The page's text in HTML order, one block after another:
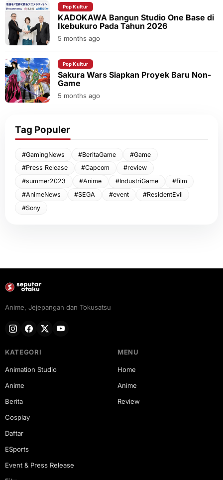
Pop Kultur
KADOKAWA Bangun Studio One Base di
Ikebukuro Pada Tahun 2026
5 months ago
Pop Kultur
Sakura Wars Siapkan Proyek Baru Non-
Game
5 months ago
Tag Populer
#GamingNews #BeritaGame
#Game
#Press Release
#Capcom
#review
#summer2023
#Anime #IndustriGame
#film
#AnimeNews
#SEGA #event
#ResidentEvil
#Sony
Anime, Jejepangan dan Tokusatsu
KATEGORI
Animation Studio
Anime
Berita
Cosplay
Daftar
ESports
Event & Press Release
MENU
Home
Anime
Review